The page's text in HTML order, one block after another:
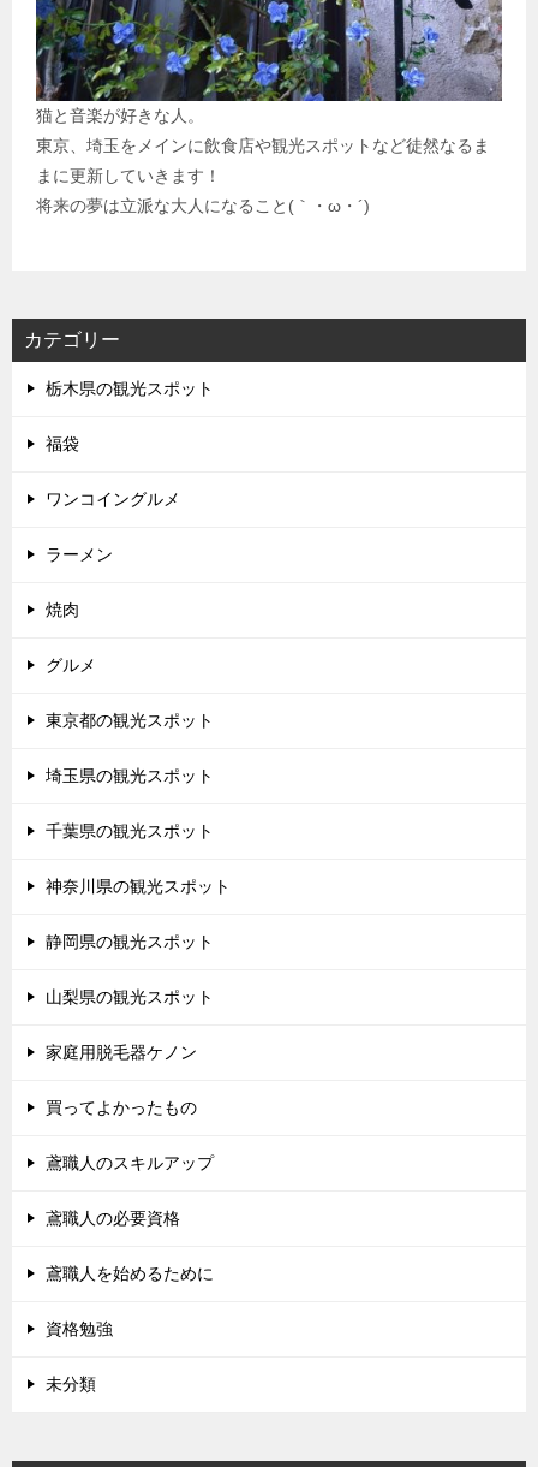
猫と音楽が好きな人。
東京、埼玉をメインに飲食店や観光スポットなど徒然なるま
まに更新していきます！
将来の夢は立派な大人になること(｀・ω・´)
カテゴリー
栃木県の観光スポット
福袋
ワンコイングルメ
ラーメン
焼肉
グルメ
東京都の観光スポット
埼玉県の観光スポット
千葉県の観光スポット
神奈川県の観光スポット
静岡県の観光スポット
山梨県の観光スポット
家庭用脱毛器ケノン
買ってよかったもの
鳶職人のスキルアップ
鳶職人の必要資格
鳶職人を始めるために
資格勉強
未分類